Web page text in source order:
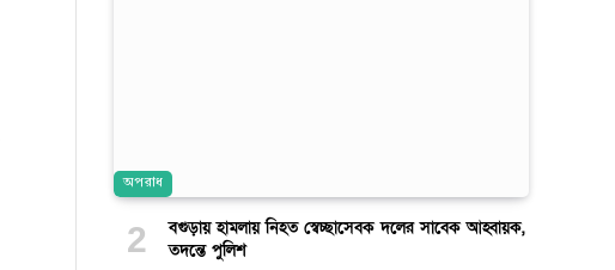
অপরাধ
বগুড়ায় হামলায় নিহত স্বেচ্ছাসেবক দলের সাবেক আহ্বায়ক,
তদন্তে পুলিশ